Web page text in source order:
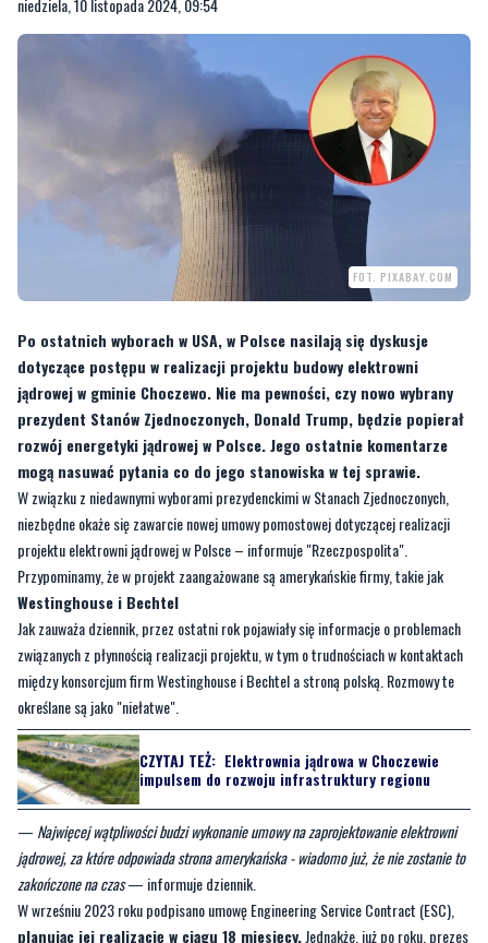
FOT. PIXABAY.COM
Po ostatnich wyborach w USA, w Polsce nasilają się dyskusje
dotyczące postępu w realizacji projektu budowy elektrowni
prezydent Stanów Zjednoczonych, Donald Trump, będzie popierał
rozwój energetyki jądrowej w Polsce. Jego ostatnie komentarze
mogą nasuwać pytania co do jego stanowiska w tej sprawie.
W związku z niedawnymi wyborami prezydenckimi w Stanach Zjednoczonych,
niezbędne okaże się zawarcie nowej umowy pomostowej dotyczącej realizacji
projektu elektrowni jądrowej w Polsce – informuje "Rzeczpospolita".
Przypominamy, że w projekt zaangażowane są amerykańskie firmy, takie jak
Westinghouse i Bechtel
Jak zauważa dziennik, przez ostatni rok pojawiały się informacje o problemach
związanych z płynnością realizacji projektu, w tym o trudnościach w kontaktach
między konsorcjum firm Westinghouse i Bechtel a stroną polską. Rozmowy te
określane są jako "niełatwe".
CZYTAJ TEŻ:Elektrownia jądrowa w Choczewie
impulsem do rozwoju infrastruktury regionu
—Najwięcej wątpliwości budzi wykonanie umowy na zaprojektowanie elektrowni
jądrowej, za które odpowiada strona amerykańska - wiadomo już, że nie zostanie to
zakończone na czas— informuje dziennik.
W wrześniu 2023 roku podpisano umowę Engineering Service Contract (ESC),
planując jej realizację w ciągu 18 miesięcy.Jednakże, już po roku, prezes
firmy Westinghouse, Patrick Fragman, poinformował, że konieczne będzie
wydłużenie terminu realizacji tego etapu, co może wpłynąć na ogólny
harmonogram budowy elektrowni jądrowej w Polsce.